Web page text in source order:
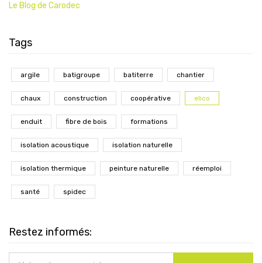
Le Blog de Carodec
Tags
argile batigroupe batiterre chantier
chaux construction coopérative elico
enduit fibre de bois formations
isolation acoustique isolation naturelle
isolation thermique peinture naturelle réemploi
santé spidec
Restez informés: